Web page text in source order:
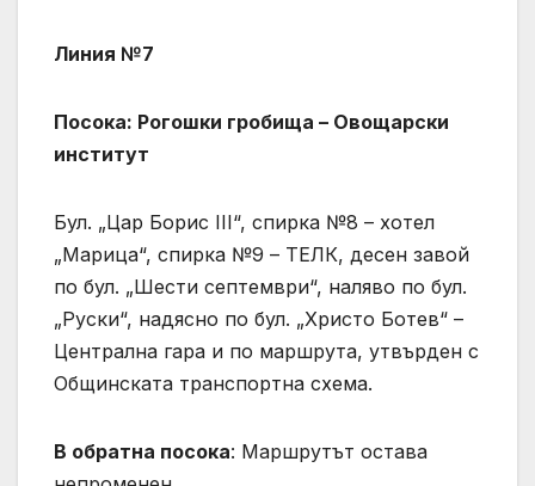
Линия №7
Посока: Рогошки гробища – Овощарски
институт
Бул. „Цар Борис III“, спирка №8 – хотел
„Марица“, спирка №9 – ТЕЛК, десен завой
по бул. „Шести септември“, наляво по бул.
„Руски“, надясно по бул. „Христо Ботев“ –
Централна гара и по маршрута, утвърден с
Общинската транспортна схема.
В обратна посока: Маршрутът остава